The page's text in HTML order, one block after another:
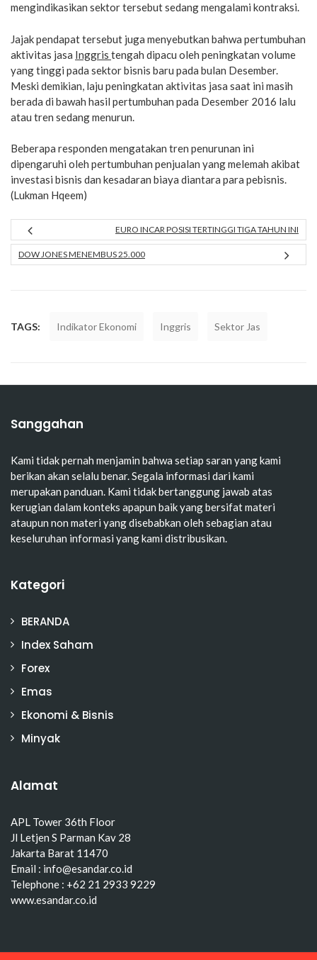
mengindikasikan sektor tersebut sedang mengalami kontraksi.
Jajak pendapat tersebut juga menyebutkan bahwa pertumbuhan
aktivitas jasa Inggris tengah dipacu oleh peningkatan volume
yang tinggi pada sektor bisnis baru pada bulan Desember.
Meski demikian, laju peningkatan aktivitas jasa saat ini masih
berada di bawah hasil pertumbuhan pada Desember 2016 lalu
atau tren sedang menurun.
Beberapa responden mengatakan tren penurunan ini
dipengaruhi oleh pertumbuhan penjualan yang melemah akibat
investasi bisnis dan kesadaran biaya diantara para pebisnis.
(Lukman Hqeem)
EURO INCAR POSISI TERTINGGI TIGA TAHUN INI
DOW JONES MENEMBUS 25.000
TAGS: Indikator Ekonomi Inggris Sektor Jas
Sanggahan
Kami tidak pernah menjamin bahwa setiap saran yang kami
berikan akan selalu benar. Segala informasi dari kami
merupakan panduan. Kami tidak bertanggung jawab atas
kerugian dalam konteks apapun baik yang bersifat materi
ataupun non materi yang disebabkan oleh sebagian atau
keseluruhan informasi yang kami distribusikan.
Kategori
BERANDA
Index Saham
Forex
Emas
Ekonomi & Bisnis
Minyak
Alamat
APL Tower 36th Floor
Jl Letjen S Parman Kav 28
Jakarta Barat 11470
Email : info@esandar.co.id
Telephone : +62 21 2933 9229
www.esandar.co.id